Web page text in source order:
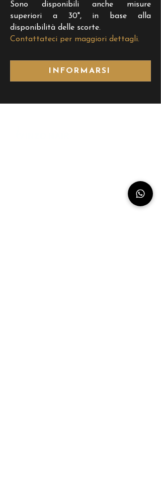
Sono disponibili anche misure
superiori a 30", in base alla
disponibilità delle scorte.
Contattateci per maggiori dettagli.
INFORMARSI
nell'esportazione di prodotti di lusso
per capelli umani e abbiamo la